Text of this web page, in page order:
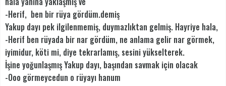
-Herif, ben bir rüya gördüm.demiş
Yakup dayı pek ilgilenmemiş, duymazlıktan gelmiş. Hayriye hala,
-Herif ben rüyada bir nar gördüm, ne anlama gelir nar görmek,
iyimidur, köti mi, diye tekrarlamış, sesini yükselterek.
İşine yoğunlaşmış Yakup dayı, başından savmak için olacak
-Ooo görmeycedun o rüyayı hanum